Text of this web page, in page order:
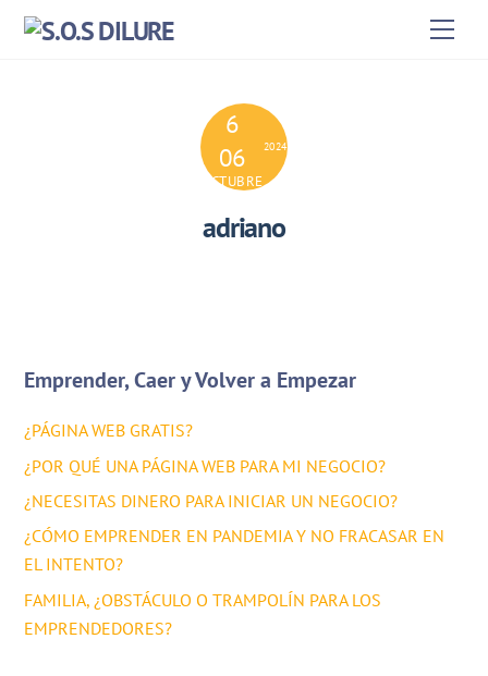
Skip
6
06
OCTUBRE
2024
adriano
Emprender, Caer y Volver a Empezar
¿PÁGINA WEB GRATIS?
¿POR QUÉ UNA PÁGINA WEB PARA MI NEGOCIO?
¿NECESITAS DINERO PARA INICIAR UN NEGOCIO?
¿CÓMO EMPRENDER EN PANDEMIA Y NO FRACASAR EN
EL INTENTO?
FAMILIA, ¿OBSTÁCULO O TRAMPOLÍN PARA LOS
EMPRENDEDORES?